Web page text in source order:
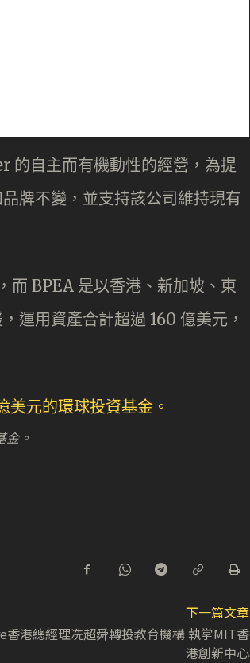
的自主而有機動性的經營，為提
牌不變，並支持該公司維持現有
而 BPEA 是以香港、新加坡、東
運用資產合計超過 160 億美元，
。
下一篇文章
香港總經理冼超舜轉投教育機構 執掌MIT香
港創新中心